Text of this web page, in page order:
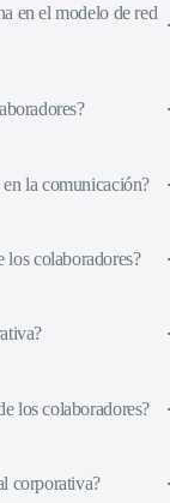
en el modelo de red
en la comunicación?
los colaboradores?
los colaboradores?
corporativa?